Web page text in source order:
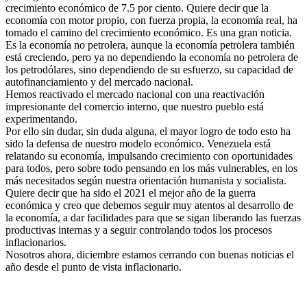
crecimiento económico de 7.5 por ciento. Quiere decir que la
economía con motor propio, con fuerza propia, la economía real, ha
tomado el camino del crecimiento económico. Es una gran noticia.
Es la economía no petrolera, aunque la economía petrolera también
está creciendo, pero ya no dependiendo la economía no petrolera de
los petrodólares, sino dependiendo de su esfuerzo, su capacidad de
autofinanciamiento y del mercado nacional.
Hemos reactivado el mercado nacional con una reactivación
impresionante del comercio interno, que nuestro pueblo está
experimentando.
Por ello sin dudar, sin duda alguna, el mayor logro de todo esto ha
sido la defensa de nuestro modelo económico. Venezuela está
relatando su economía, impulsando crecimiento con oportunidades
para todos, pero sobre todo pensando en los más vulnerables, en los
más necesitados según nuestra orientación humanista y socialista.
Quiere decir que ha sido el 2021 el mejor año de la guerra
económica y creo que debemos seguir muy atentos al desarrollo de
la economía, a dar facilidades para que se sigan liberando las fuerzas
productivas internas y a seguir controlando todos los procesos
inflacionarios.
Nosotros ahora, diciembre estamos cerrando con buenas noticias el
año desde el punto de vista inflacionario.